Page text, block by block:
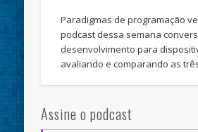
Paradigmas de programação
podcast dessa semana
desenvolvimento para
avaliando e comparando as
Assine o podcast